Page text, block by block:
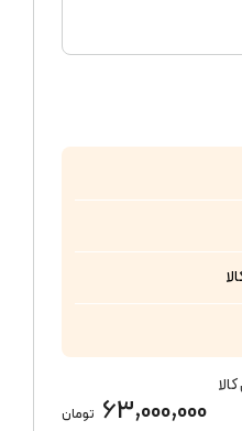
63,000,000 تومان